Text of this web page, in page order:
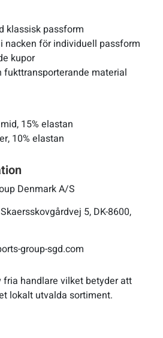
klassisk passform
nacken för individuell passform
kupor
fukttransporterande material
15% elastan
10% elastan
Denmark A/S
5, DK-8600,
group-sgd.com
fria handlare vilket betyder att
lokalt utvalda sortiment.